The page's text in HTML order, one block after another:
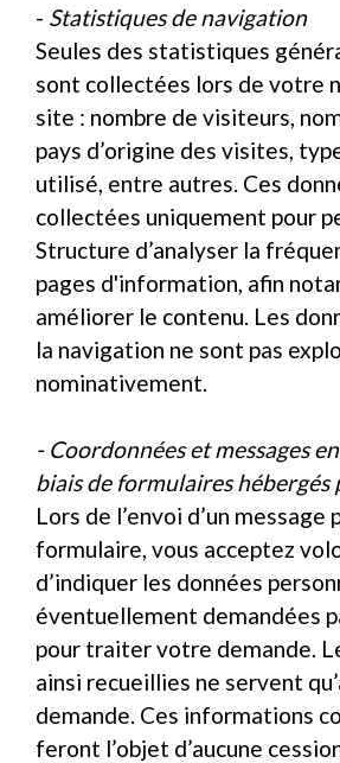
- Statistiques de navigation
Seules des statistiques
sont collectées lors de votre
site : nombre de visiteurs,
pays d’origine des visites,
utilisé, entre autres. Ces
collectées uniquement pour
Structure d’analyser la
pages d'information, afin
améliorer le contenu. Les
la navigation ne sont pas
nominativement.
- Coordonnées et messages
biais de formulaires hébergés
Lors de l’envoi d’un message
formulaire, vous acceptez
d’indiquer les données
éventuellement demandées
pour traiter votre demande.
ainsi recueillies ne servent
demande. Ces informations
feront l’objet d’aucune